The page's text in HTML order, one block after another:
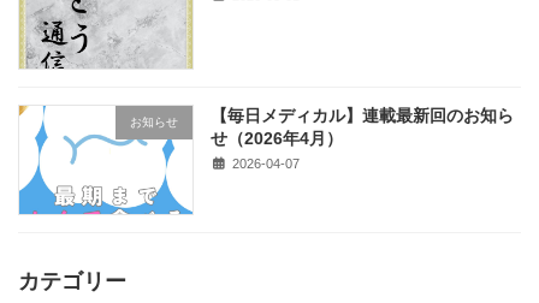
お知らせ
【毎日メディカル】連載最新回のお知ら
せ（2026年4月）
2026-04-07
カテゴリー